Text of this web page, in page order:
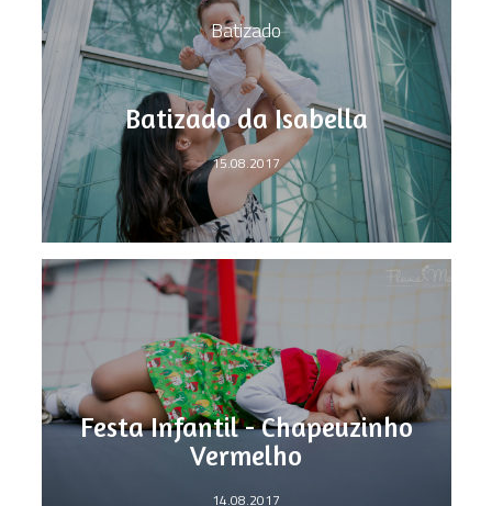
Batizado
Batizado da Isabella
15.08.2017
Festa Infantil - Chapeuzinho
Vermelho
14.08.2017